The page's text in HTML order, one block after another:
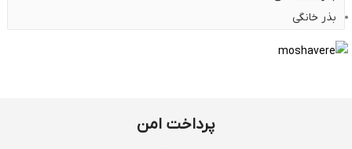
بذر خانگی
پرداخت امن